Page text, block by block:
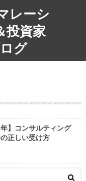
レーシ
投資家
グ
年】コンサルティング
正しい受け方